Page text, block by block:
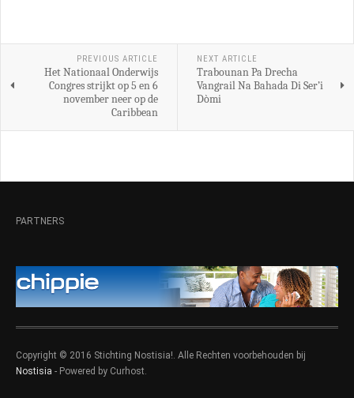
PREVIOUS ARTICLE
Het Nationaal Onderwijs
Congres strijkt op 5 en 6
november neer op de
Caribbean
NEXT ARTICLE
Trabounan Pa Drecha
Vangrail Na Bahada Di Ser’i
Dòmi
PARTNERS
Copyright © 2016 Stichting Nostisia!. Alle Rechten voorbehouden bij
Nostisia - Powered by Curhost.